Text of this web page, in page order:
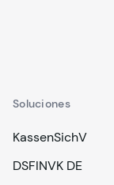
Soluciones
KassenSichV
DSFINVK DE